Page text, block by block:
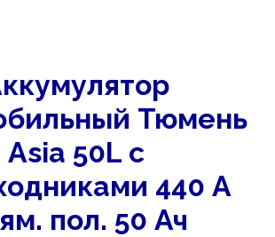
Тюмень
Asia 50L с
440 А
пол. 50 Ач